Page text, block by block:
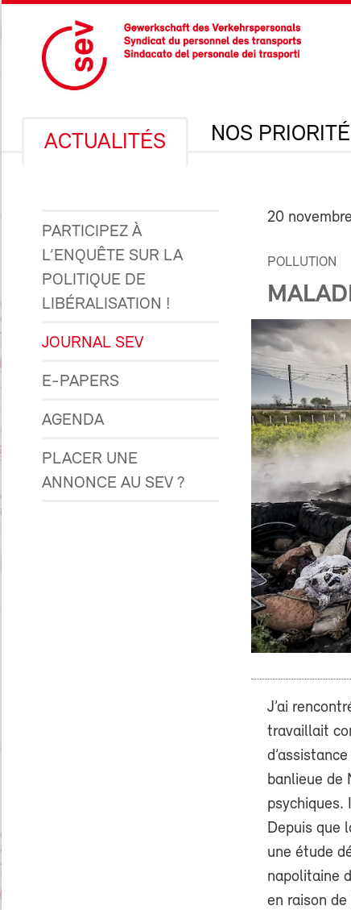
ACTUALITÉS NOS
PARTICIPEZ À
L’ENQUÊTE SUR LA
POLITIQUE DE
LIBÉRALISATION !
JOURNAL SEV
E-PAPERS
AGENDA
PLACER UNE
ANNONCE AU SEV ?
20
POLLUTION
J’ai
travaillait
banlieue de
psychiques.
Depuis que
une étude
napolitaine
en raison